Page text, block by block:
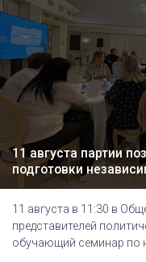
11 августа партии
подготовки
11 августа в 11:30 в
представителей
обучающий семинар по